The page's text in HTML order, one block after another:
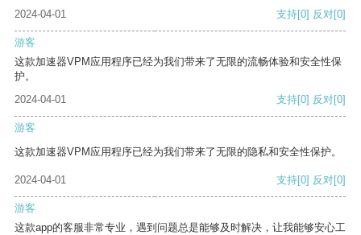
2024-04-01
支持[0] 反对[0]
游客
这款加速器VPM应用程序已经为我们带来了无限的流畅体验和安全性保
护。
2024-04-01
支持[0] 反对[0]
游客
这款加速器VPM应用程序已经为我们带来了无限的隐私和安全性保护。
2024-04-01 支持[0] 反对[0]
游客
这款app的客服非常专业，遇到问题总是能够及时解决，让我能够安心工